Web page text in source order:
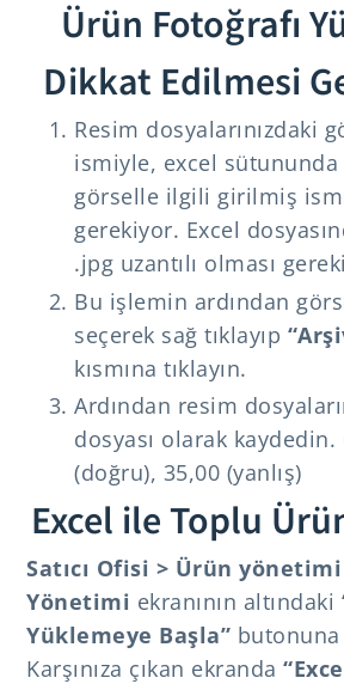
Ürün Fotoğrafı
Dikkat Edilmesi
Resim dosyalarınızdaki
ismiyle, excel
görselle ilgili girilmiş
gerekiyor. Excel
.jpg uzantılı olması
Bu işlemin ardından
seçerek sağ tıklayıp
kısmına tıklayın.
Ardından resim
dosyası olarak
(doğru), 35,00 (yanlış)
Excel ile Toplu
Satıcı Ofisi > Ürün
Yönetimi ekranının altındaki
Yüklemeye Başla” butonuna
Karşınıza çıkan ekranda